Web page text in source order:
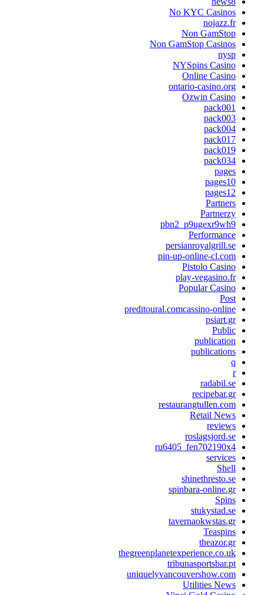
No KYC Casinos
nojazz.fr
Non GamStop
Non GamStop Casinos
nysp
NYSpins Casino
Online Casino
ontario-casino.org
Ozwin Casino
pack001
pack003
pack004
pack017
pack019
pack034
pages
pages10
pages12
Partners
Partnerzy
pbn2_p9ugexr9wh9
Performance
persianroyalgrill.se
pin-up-online-cl.com
Pistolo Casino
play-vegasino.fr
Popular Casino
Post
preditoural.comcassino-online
psiart.gr
Public
publication
publications
q
r
radabil.se
recipebar.gr
restaurangtullen.com
Retail News
reviews
roslagsjord.se
ru6405_fen702190x4
services
Shell
shinethresto.se
spinbara-online.gr
Spins
stukystad.se
tavernaokwstas.gr
Teaspins
theazor.gr
thegreenplanetexperience.co.uk
tribunasportsbar.pt
uniquelyvancouvershow.com
Utilities News